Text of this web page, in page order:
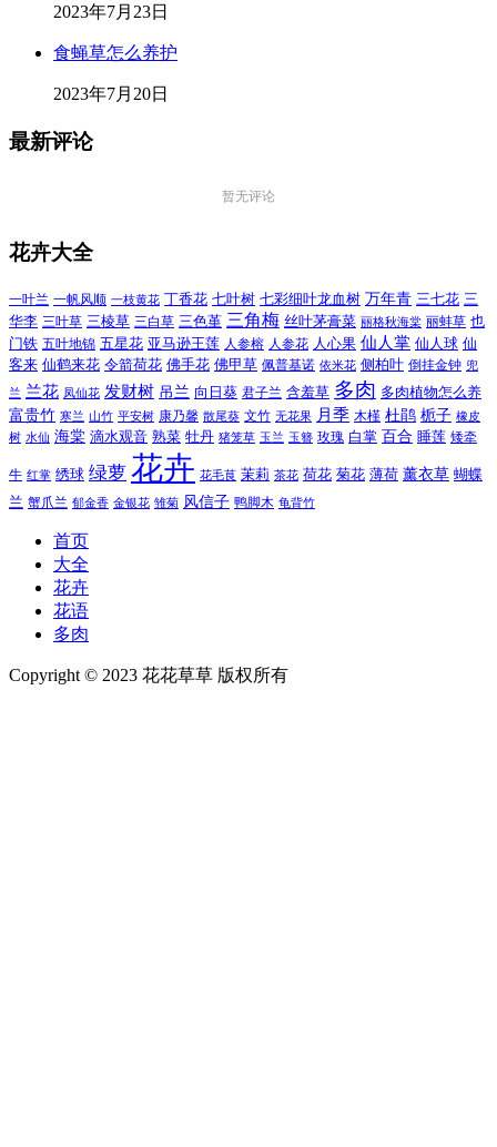
2023年7月23日
食蝇草怎么养护
2023年7月20日
最新评论
暂无评论
花卉大全
一叶兰 一帆风顺 一枝黄花 丁香花 七叶树 七彩细叶龙血树 万年青 三七花 三
华李 三叶草 三棱草 三白草 三色堇 三角梅 丝叶茅膏菜 丽格秋海棠 丽蚌草 也
门铁 五叶地锦 五星花 亚马逊王莲 人参榕 人参花 人心果 仙人掌 仙人球 仙
客来 仙鹤来花 令箭荷花 佛手花 佛甲草 佩普基诺 依米花 侧柏叶 倒挂金钟 兜
兰 兰花 凤仙花 发财树 吊兰 向日葵 君子兰 含羞草 多肉 多肉植物怎么养
富贵竹 寒兰 山竹 平安树 康乃馨 散尾葵 文竹 无花果 月季 木槿 杜鹃 栀子 橡皮
树 水仙 海棠 滴水观音 熟菜 牡丹 猪笼草 玉兰 玉簪 玫瑰 白掌 百合 睡莲 矮牵
牛 红掌 绣球 绿萝 花卉 花毛茛 茉莉 茶花 荷花 菊花 薄荷 薰衣草 蝴蝶
兰 蟹爪兰 郁金香 金银花 雏菊 风信子 鸭脚木 龟背竹
首页
大全
花卉
花语
多肉
Copyright © 2023 花花草草 版权所有